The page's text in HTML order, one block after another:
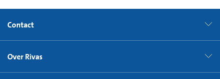
Contact
Over Rivas